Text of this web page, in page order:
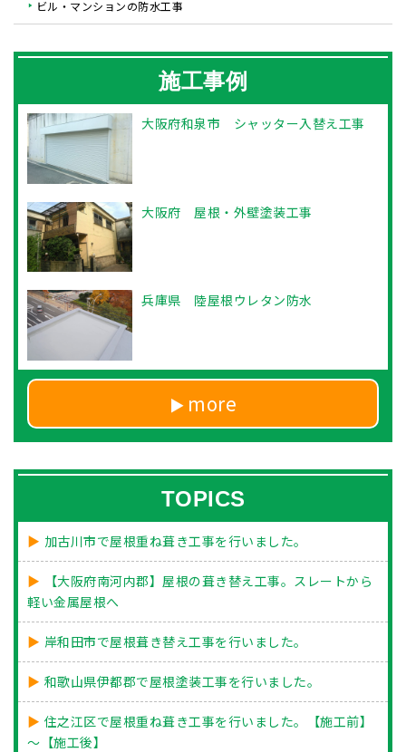
ビル・マンションの防水工事
施工事例
大阪府和泉市 シャッター入替え工事
大阪府 屋根・外壁塗装工事
兵庫県 陸屋根ウレタン防水
more
TOPICS
加古川市で屋根重ね葺き工事を行いました。
【大阪府南河内郡】屋根の葺き替え工事。スレートから
軽い金属屋根へ
岸和田市で屋根葺き替え工事を行いました。
和歌山県伊都郡で屋根塗装工事を行いました。
住之江区で屋根重ね葺き工事を行いました。【施工前】
～【施工後】